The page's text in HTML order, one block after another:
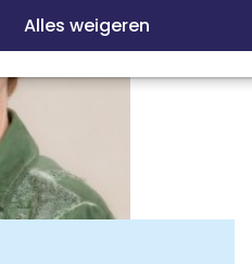
Alles weigeren